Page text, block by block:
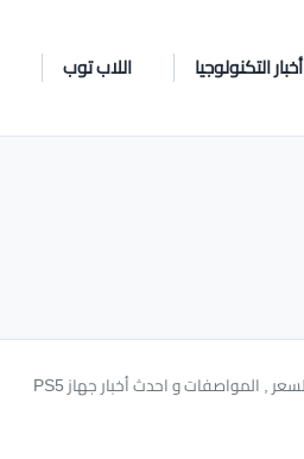
أخبار التكنولوجيا اللاب توب